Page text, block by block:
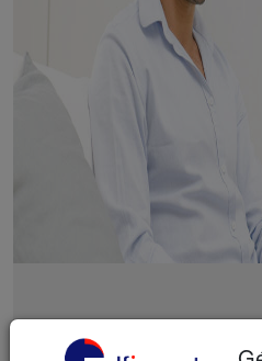
LE COMPTE